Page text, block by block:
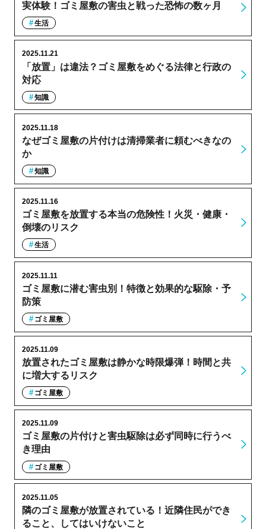
実体験！ゴミ屋敷の害虫と戦った恐怖の数ヶ月
生活
「放置」は違法？ゴミ屋敷をめぐる法律と行政の
対応
2025.11.21
知識
なぜゴミ屋敷の片付けは清掃業者に頼むべきなの
か
2025.11.18
知識
ゴミ屋敷を放置する本当の危険性！火災・健康・
倒壊のリスク
2025.11.16
生活
ゴミ屋敷に潜む害虫別！特徴と効果的な駆除・予
防策
2025.11.11
ゴミ屋敷
放置されたゴミ屋敷は静かな時限爆弾！時間と共
に増大するリスク
2025.11.09
ゴミ屋敷
ゴミ屋敷の片付けと害虫駆除は必ず同時に行うべ
き理由
2025.11.09
ゴミ屋敷
隣のゴミ屋敷が放置されている！近隣住民ができ
ること、してはいけないこと
2025.11.05